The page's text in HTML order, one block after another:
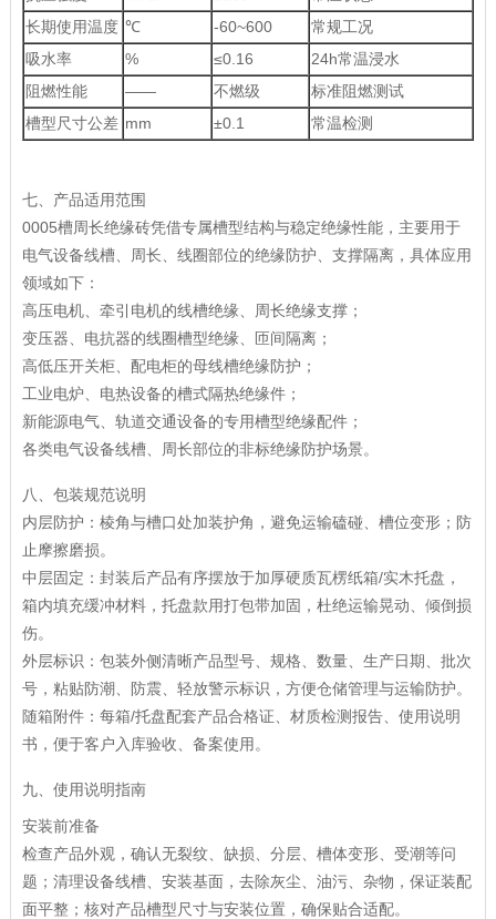
长期使用温度 ℃ -60~600
常规工况
吸水率
% ≤0.16
24h常温浸水
阻燃性能
—— 不燃级
标准阻燃测试
槽型尺寸公差 mm ±0.1 常温检测
七、产品适用范围
0005槽周长绝缘砖凭借专属槽型结构与稳定绝缘性能，主要用于
电气设备线槽、周长、线圈部位的绝缘防护、支撑隔离，具体应用
领域如下：
高压电机、牵引电机的线槽绝缘、周长绝缘支撑；
变压器、电抗器的线圈槽型绝缘、匝间隔离；
高低压开关柜、配电柜的母线槽绝缘防护；
工业电炉、电热设备的槽式隔热绝缘件；
新能源电气、轨道交通设备的专用槽型绝缘配件；
各类电气设备线槽、周长部位的非标绝缘防护场景。
八、包装规范说明
内层防护：棱角与槽口处加装护角，避免运输磕碰、槽位变形；防
止摩擦磨损。
中层固定：封装后产品有序摆放于加厚硬质瓦楞纸箱/实木托盘，
箱内填充缓冲材料，托盘款用打包带加固，杜绝运输晃动、倾倒损
伤。
外层标识：包装外侧清晰产品型号、规格、数量、生产日期、批次
号，粘贴防潮、防震、轻放警示标识，方便仓储管理与运输防护。
随箱附件：每箱/托盘配套产品合格证、材质检测报告、使用说明
书，便于客户入库验收、备案使用。
九、使用说明指南
安装前准备
检查产品外观，确认无裂纹、缺损、分层、槽体变形、受潮等问
题；清理设备线槽、安装基面，去除灰尘、油污、杂物，保证装配
面平整；核对产品槽型尺寸与安装位置，确保贴合适配。